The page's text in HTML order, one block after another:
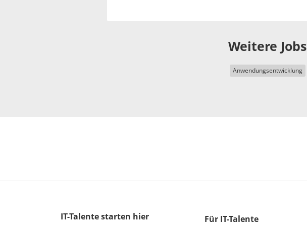
Weitere Jobs
Anwendungsentwicklung
IT-Talente starten hier Für IT-Talente